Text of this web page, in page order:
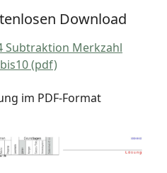
Download
Subtraktion Merkzahl
(pdf)
im PDF-Format